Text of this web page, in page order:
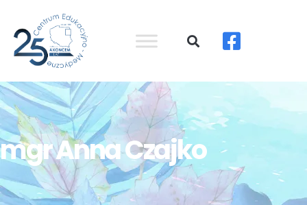
mgr Anna Czajko